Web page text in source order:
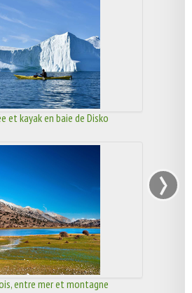
et kayak en baie de Disko
entre mer et montagne
›